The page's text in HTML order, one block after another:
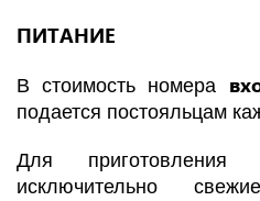
ПИТАНИЕ
В стоимость номера
подается постояльцам
Для приготовления
исключительно